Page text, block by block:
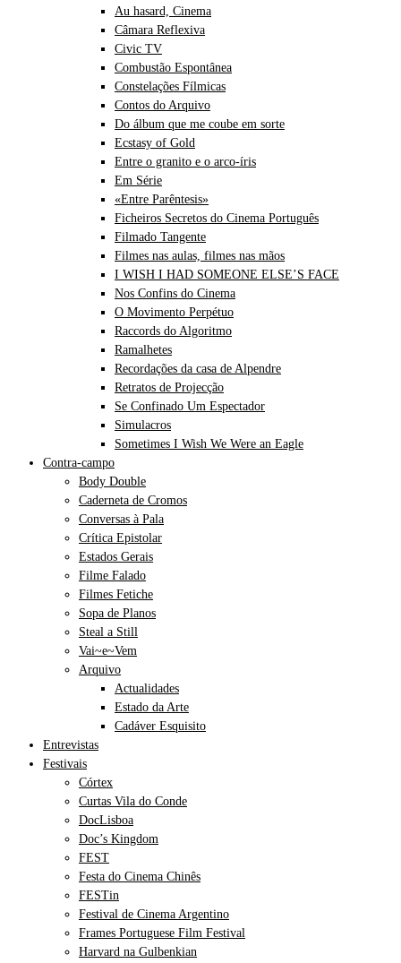
Au hasard, Cinema
Câmara Reflexiva
Civic TV
Combustão Espontânea
Constelações Fílmicas
Contos do Arquivo
Do álbum que me coube em sorte
Ecstasy of Gold
Entre o granito e o arco-íris
Em Série
«Entre Parêntesis»
Ficheiros Secretos do Cinema Português
Filmado Tangente
Filmes nas aulas, filmes nas mãos
I WISH I HAD SOMEONE ELSE’S FACE
Nos Confins do Cinema
O Movimento Perpétuo
Raccords do Algoritmo
Ramalhetes
Recordações da casa de Alpendre
Retratos de Projecção
Se Confinado Um Espectador
Simulacros
Sometimes I Wish We Were an Eagle
Contra-campo
Body Double
Caderneta de Cromos
Conversas à Pala
Crítica Epistolar
Estados Gerais
Filme Falado
Filmes Fetiche
Sopa de Planos
Steal a Still
Vai~e~Vem
Arquivo
Actualidades
Estado da Arte
Cadáver Esquisito
Entrevistas
Festivais
Córtex
Curtas Vila do Conde
DocLisboa
Doc’s Kingdom
FEST
Festa do Cinema Chinês
FESTin
Festival de Cinema Argentino
Frames Portuguese Film Festival
Harvard na Gulbenkian